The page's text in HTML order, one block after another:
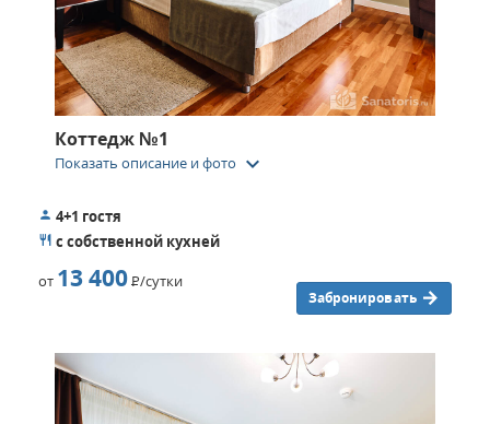
Коттедж №1
Показать описание и фото keyboard_arrow_down
4+1 гостя
с собственной кухней
от 13 400Р/сутки
Забронировать